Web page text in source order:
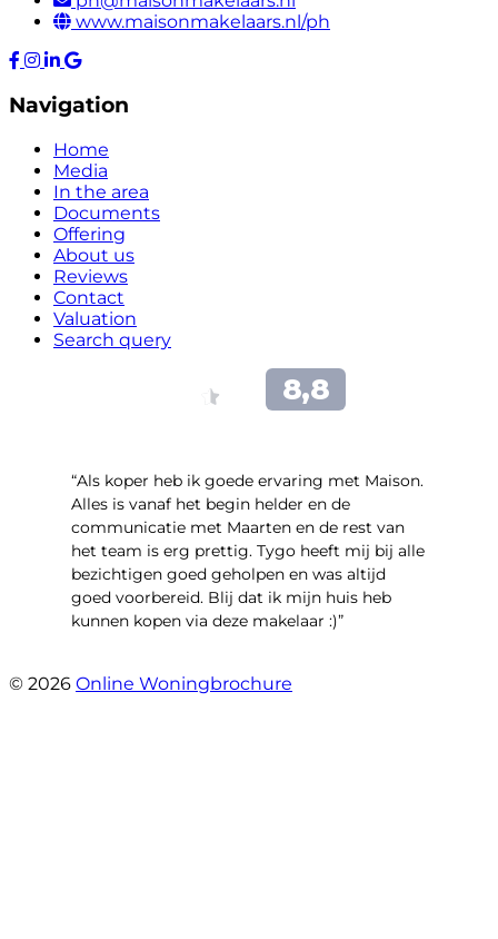
www.maisonmakelaars.nl/ph
Navigation
Home
Media
In the area
Documents
Offering
About us
Reviews
Contact
Valuation
Search query
“Als koper heb ik goede ervaring met Maison.
Alles is vanaf het begin helder en de
communicatie met Maarten en de rest van
het team is erg prettig. Tygo heeft mij bij alle
bezichtigen goed geholpen en was altijd
goed voorbereid. Blij dat ik mijn huis heb
kunnen kopen via deze makelaar :)”
© 2026 Online Woningbrochure